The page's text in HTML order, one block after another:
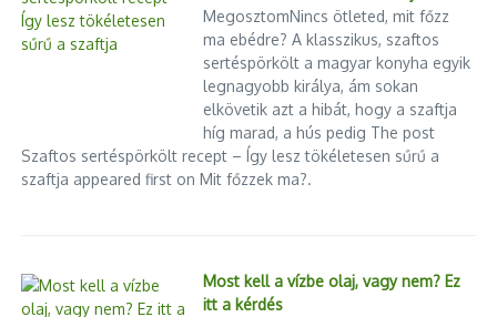
MegosztomNincs ötleted, mit főzz
ma ebédre? A klasszikus, szaftos
sertéspörkölt a magyar konyha egyik
legnagyobb királya, ám sokan
elkövetik azt a hibát, hogy a szaftja
híg marad, a hús pedig The post
Szaftos sertéspörkölt recept – Így lesz tökéletesen sűrű a
szaftja appeared first on Mit főzzek ma?.
Most kell a vízbe olaj, vagy nem? Ez
itt a kérdés